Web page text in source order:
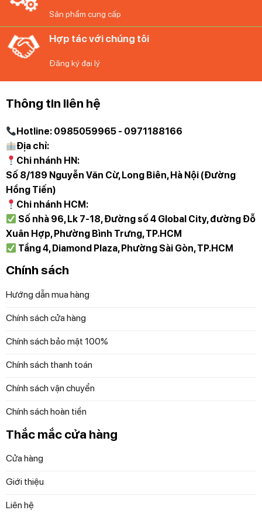
Bát được hoàn thiện bằng lớp men đồ họa bắt mắt với
các chi tiết thủ công được dập nổi. Đa năng đến tận cốt
lõi, chiếc bát này hoàn hảo cho bữa ăn hàng ngày, những
dịp đặc biệt và bữa ăn gia đình.
Cùng lên đơn vớidiepanhhangduc.comnhé!
Bát gốm Mikasa MIXED FOLK BOWL
GLAZED STONEWARE
Cho dù bạn đang đổ đầy cơm, mì ống hoặc sốt
guacamole béo ngậy hay nước chấm miso cay, Bát gốm
có kích thước lý tưởng để chia sẻ.
Có thể rửa bằng máy rửa chén, sản phẩm này cũng bao
gồm bảo hành 10 năm. Mỗi món ăn chứa trong chiếc bát
Sản phẩm cung cấp
Hợp tác với chúng tôi
Đăng ký đại lý
Thông tin liên hệ
Hotline: 0985059965 - 0971188166
Địa chỉ:
Chi nhánh HN:
Số 8/189 Nguyễn Văn Cừ, Long Biên, Hà Nội (Đường
Hồng Tiến)
Chi nhánh HCM:
Số nhà 96, Lk 7-18, Đường số 4 Global City, đường Đỗ
Xuân Hợp, Phường Bình Trưng, TP.HCM
Tầng 4, Diamond Plaza, Phường Sài Gòn, TP.HCM
Chính sách
Hướng dẫn mua hàng
Chính sách cửa hàng
Chính sách bảo mật 100%
Chính sách thanh toán
Chính sách vận chuyển
Chính sách hoàn tiền
Thắc mắc cửa hàng
Cửa hàng
Giới thiệu
Liên hệ